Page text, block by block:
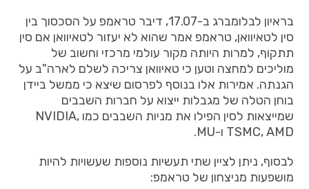
בראיון לבלומברג ב-17.07, דיבר טראמפ על הסכסוך בין
סין לטאיוואן, טראמפ אמר שהוא לא יעזור לטאיוואן אם סין
תתקוף, למרות היותה מקור עולמי מרכזי וחשוב של
מוליכים למחצה וטען כי טאיוואן צריכה לשלם לארה"ב על
הגנתה. אמירות אלו בנוסף לפרסום שיצא כי ממשל ביידן
בוחן הטלה של מגבלות ייצוא על חברות השבבים
שמייצאות לסין הפילו את מניות השבבים כמו NVIDIA,
TSMC, AMD ו-MU.
לבסוף, ניתן לציין שתי תעשיות נוספות שעשויות להיות
מושפעות מניצחון של טראמפ: